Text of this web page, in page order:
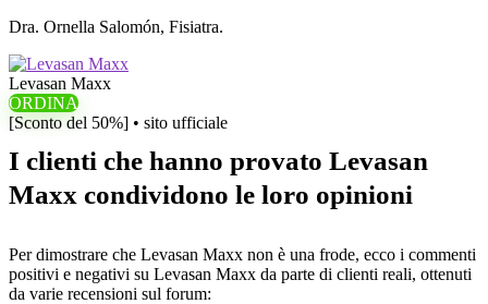
Dra. Ornella Salomón, Fisiatra.
Levasan Maxx
ORDINA
[Sconto del 50%] • sito ufficiale
I clienti che hanno provato Levasan
Maxx condividono le loro opinioni
Per dimostrare che Levasan Maxx non è una frode, ecco i commenti
positivi e negativi su Levasan Maxx da parte di clienti reali, ottenuti
da varie recensioni sul forum: